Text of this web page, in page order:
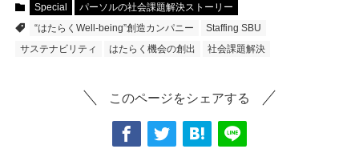
Special
パーソルの社会課題解決ストーリー
“はたらくWell-being”創造カンパニー
Staffing SBU
サステナビリティ
はたらく機会の創出 社会課題解決
このページをシェアする